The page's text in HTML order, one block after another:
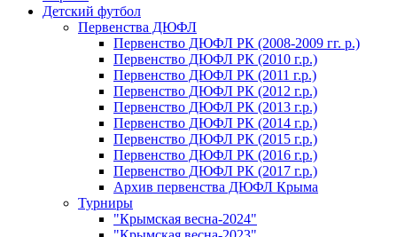
Детский футбол
Первенства ДЮФЛ
Первенство ДЮФЛ РК (2008-2009 гг. р.)
Первенство ДЮФЛ РК (2010 г.р.)
Первенство ДЮФЛ РК (2011 г.р.)
Первенство ДЮФЛ РК (2012 г.р.)
Первенство ДЮФЛ РК (2013 г.р.)
Первенство ДЮФЛ РК (2014 г.р.)
Первенство ДЮФЛ РК (2015 г.р.)
Первенство ДЮФЛ РК (2016 г.р.)
Первенство ДЮФЛ РК (2017 г.р.)
Архив первенства ДЮФЛ Крыма
Турниры
"Крымская весна-2024"